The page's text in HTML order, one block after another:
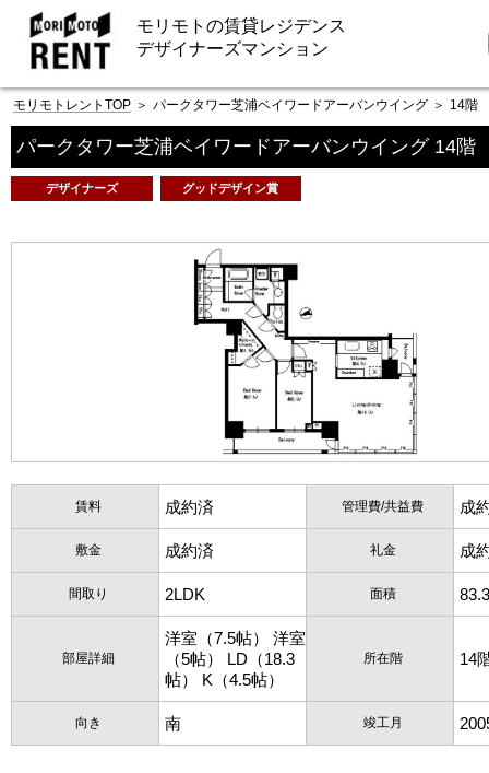
モリモトの賃貸レジデンス
デザイナーズマンション
モリモトレントTOP ＞ パークタワー芝浦ベイワードアーバンウイング ＞ 14階
パークタワー芝浦ベイワードアーバンウイング 14階
デザイナーズ グッドデザイン賞
賃料 成約済 管理費/共益費 成
敷金 成約済 礼金 成
間取り 2LDK 面積
部屋詳細
洋室（7.5帖） 洋室
（5帖） LD（18.3
帖） K（4.5帖）
所在階 14
向き 南 竣工月